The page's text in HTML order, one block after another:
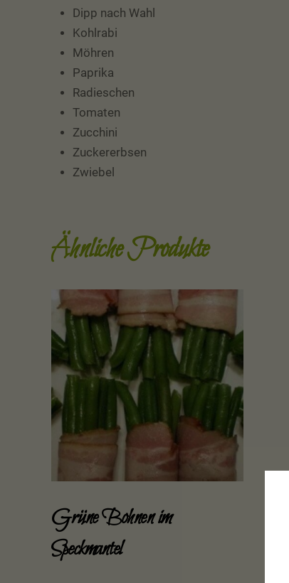
Dipp nach Wahl
Kohlrabi
Möhren
Paprika
Radieschen
Tomaten
Zucchini
Zuckererbsen
Zwiebel
Ähnliche Produkte
Grüne Bohnen im
Speckmantel